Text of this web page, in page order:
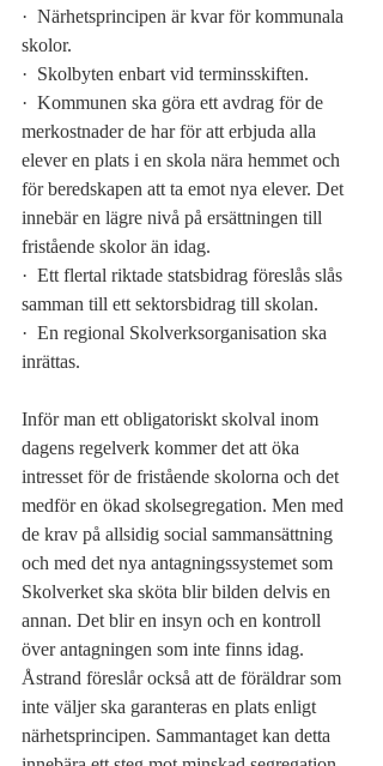
· Närhetsprincipen är kvar för kommunala
skolor.
· Skolbyten enbart vid terminsskiften.
· Kommunen ska göra ett avdrag för de
merkostnader de har för att erbjuda alla
elever en plats i en skola nära hemmet och
för beredskapen att ta emot nya elever. Det
innebär en lägre nivå på ersättningen till
fristående skolor än idag.
· Ett flertal riktade statsbidrag föreslås slås
samman till ett sektorsbidrag till skolan.
· En regional Skolverksorganisation ska
inrättas.
Inför man ett obligatoriskt skolval inom
dagens regelverk kommer det att öka
intresset för de fristående skolorna och det
medför en ökad skolsegregation. Men med
de krav på allsidig social sammansättning
och med det nya antagningssystemet som
Skolverket ska sköta blir bilden delvis en
annan. Det blir en insyn och en kontroll
över antagningen som inte finns idag.
Åstrand föreslår också att de föräldrar som
inte väljer ska garanteras en plats enligt
närhetsprincipen. Sammantaget kan detta